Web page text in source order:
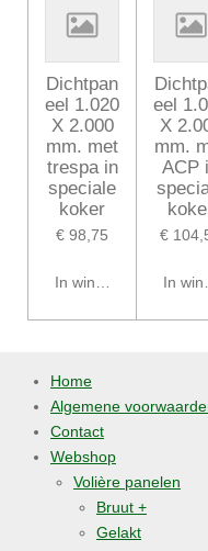
Dichtpan
eel 1.020
X 2.000
mm. met
trespa in
speciale
koker
€ 98,75
In winkelwagen
eel
X
mm.
ACP
€
In
Home
Algemene
Contact
Webshop
Volière panelen
Bruut +
Gelakt